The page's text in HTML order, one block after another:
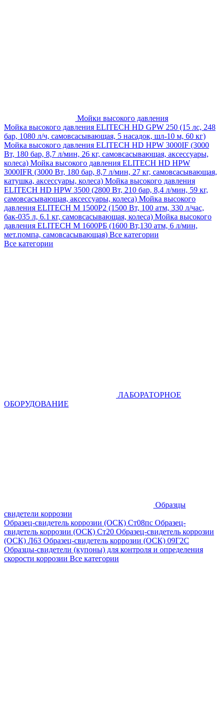
Мойки высокого давления
Мойка высокого давления ELITECH HD GPW 250 (15 лс, 248
бар, 1080 л/ч, самовсасывающая, 5 насадок, шл-10 м, 60 кг)
Мойка высокого давления ELITECH HD HPW 3000IF (3000
Вт, 180 бар, 8,7 л/мин, 26 кг, самовсасывающая, аксессуары,
колеса) Мойка высокого давления ELITECH HD HPW
3000IFR (3000 Вт, 180 бар, 8,7 л/мин, 27 кг, самовсасывающая,
катушка, аксессуары, колеса) Мойка высокого давления
ELITECH HD HPW 3500 (2800 Вт, 210 бар, 8,4 л/мин, 59 кг,
самовсасывающая, аксессуары, колеса) Мойка высокого
давления ELITECH M 1500P2 (1500 Вт, 100 атм, 330 л/час,
бак-035 л, 6.1 кг, самовсасывающая, колеса) Мойка высокого
давления ELITECH М 1600РБ (1600 Вт,130 атм, 6 л/мин,
мет.помпа, самовсасывающая) Все категории
Все категории
ЛАБОРАТОРНОЕ
ОБОРУДОВАНИЕ
Образцы
свидетели коррозии
Образец-свидетель коррозии (ОСК) Ст08пс Образец-
свидетель коррозии (ОСК) Ст20 Образец-свидетель коррозии
(ОСК) Л63 Образец-свидетель коррозии (ОСК) 09Г2С
Образцы-свидетели (купоны) для контроля и определения
скорости коррозии Все категории